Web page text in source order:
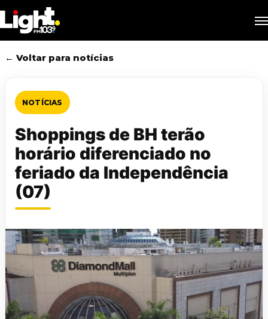
to
main
content
← Voltar para notícias
NOTÍCIAS
Shoppings de BH terão
horário diferenciado no
feriado da Independência
(07)